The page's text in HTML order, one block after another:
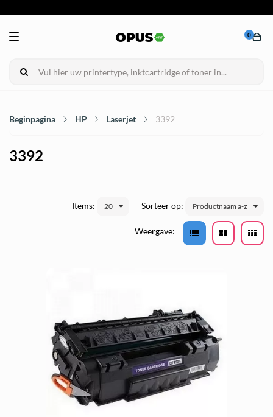
0
Beginpagina HP Laserjet 3392
3392
Sorteer op: Productnaam a-z
Items: 20
Weergave: